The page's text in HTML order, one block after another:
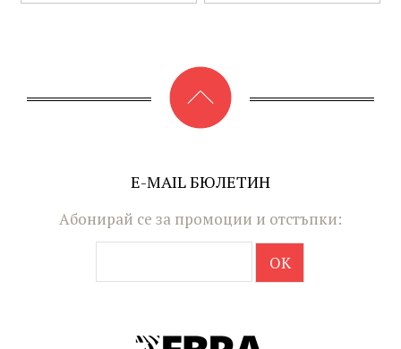
E-MAIL БЮЛЕТИН
Абонирай се за промоции и отстъпки: